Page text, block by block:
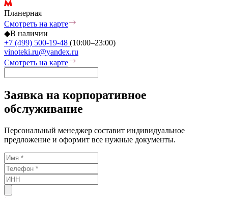
Планерная
Смотреть на карте
◆В наличии
+7 (499) 500-19-48 (10:00–23:00)
vinoteki.ru@yandex.ru
Смотреть на карте
Заявка на корпоративное
обслуживание
Персональный менеджер составит индивидуальное
предложение и оформит все нужные документы.